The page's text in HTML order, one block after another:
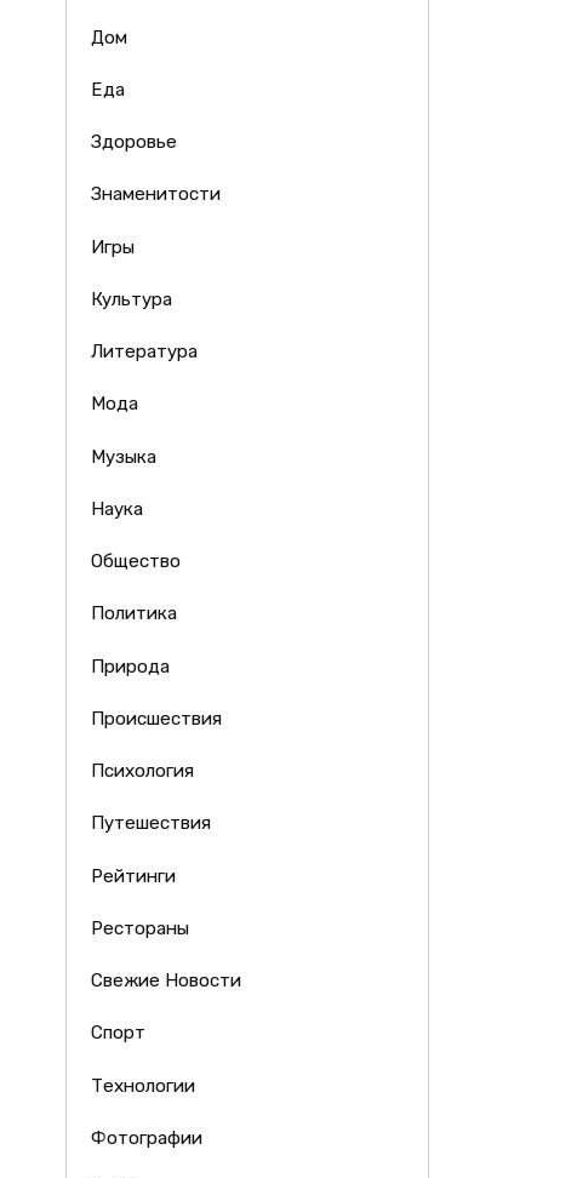
Дом
Еда
Здоровье
Знаменитости
Игры
Культура
Литература
Мода
Музыка
Наука
Общество
Политика
Природа
Происшествия
Психология
Путешествия
Рейтинги
Рестораны
Свежие Новости
Спорт
Технологии
Фотографии